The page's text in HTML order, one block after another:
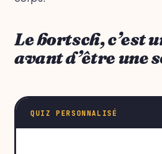
Le bortsch, c’est
avant d’être une
QUIZ PERSONNALISÉ